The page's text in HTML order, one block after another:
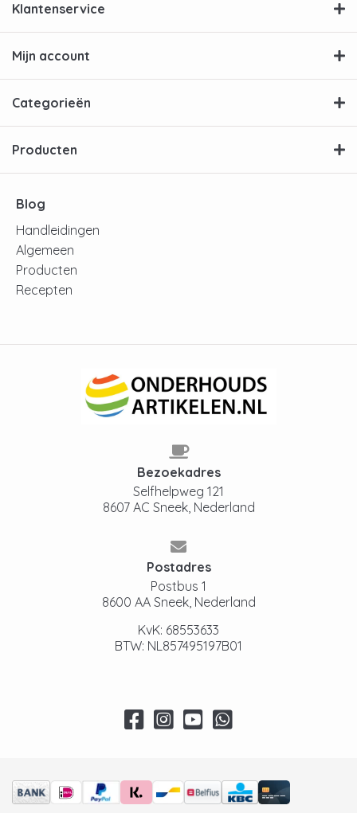
Klantenservice
Mijn account
Categorieën
Producten
Blog
Handleidingen
Algemeen
Producten
Recepten
Bezoekadres
Selfhelpweg 121
8607 AC Sneek, Nederland
Postadres
Postbus 1
8600 AA Sneek, Nederland
KvK: 68553633
BTW: NL857495197B01